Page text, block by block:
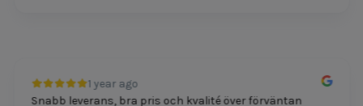
1 year ago
Snabb leverans, bra pris och kvalité över förväntan